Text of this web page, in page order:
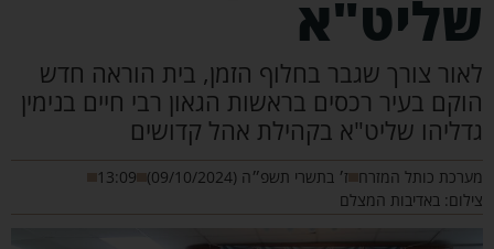
צורך שגבר בחלוף הזמן, בית הוראה חדש
בעיר רכסים בראשות הגאון רבי חיים בנימין
שליט"א בקהילת אהל קדושים
כותל המזרח ז׳ בתשרי תשפ״ה (09/10/2024)
13:09
באדיבות המצלם